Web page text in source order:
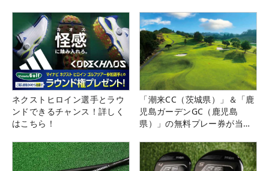
ネクストヒロイン選手とラウ
ンドできるチャンス！詳しく
はこちら！
「潮来CC（茨城県）」＆「鹿
児島ガーデンGC（鹿児島
県）」の無料プレー券が当た